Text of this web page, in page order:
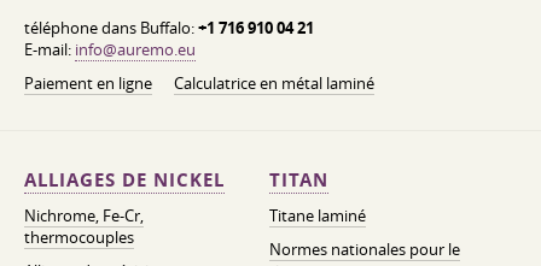
téléphone dans Buffalo:+1 716 910 04 21
E-mail: info@auremo.eu
Paiement en ligne
Calculatrice en métal laminé
ALLIAGES DE NICKEL
Nichrome, Fe-Cr,
thermocouples
TITAN
Titane laminé
Normes nationales pour le